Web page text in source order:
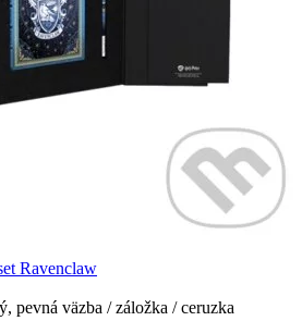
Ravenclaw
pevná väzba / záložka / ceruzka